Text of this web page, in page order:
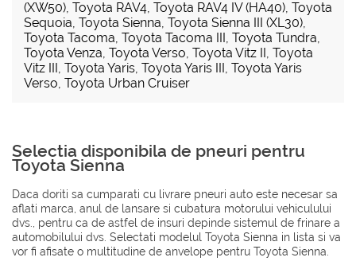
(XW50), Toyota RAV4, Toyota RAV4 IV (HA40), Toyota
Sequoia, Toyota Sienna, Toyota Sienna III (XL30),
Toyota Tacoma, Toyota Tacoma III, Toyota Tundra,
Toyota Venza, Toyota Verso, Toyota Vitz II, Toyota
Vitz III, Toyota Yaris, Toyota Yaris III, Toyota Yaris
Verso, Toyota Urban Cruiser
Selectia disponibila de pneuri pentru
Toyota Sienna
Daca doriti sa cumparati cu livrare pneuri auto este necesar sa
aflati marca, anul de lansare si cubatura motorului vehiculului
dvs., pentru ca de astfel de insuri depinde sistemul de frinare a
automobilului dvs. Selectati modelul Toyota Sienna in lista si va
vor fi afisate o multitudine de anvelope pentru Toyota Sienna.